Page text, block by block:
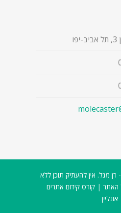
רן מגל. אין להעתיק תוכן ללא
האתר |קורס קידום אתרים
אונליין